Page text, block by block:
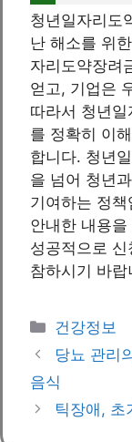
청년일자리도
난 해소를 위
자리도약장려
얻고, 기업은
따라서 청년
를 정확히 이
합니다. 청년
을 넘어 청년
기여하는 정
안내한 내용
성공적으로
참하시기 바랍
Categories
건강정보
당뇨 관리
음식
틱장애, 초